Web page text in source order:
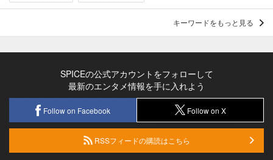
キーワードをもっと見る
SPICEの公式アカウントをフォローして
最新のエンタメ情報を手に入れよう
Follow on Facebook Follow on X
RSSフィードの購読はこちら